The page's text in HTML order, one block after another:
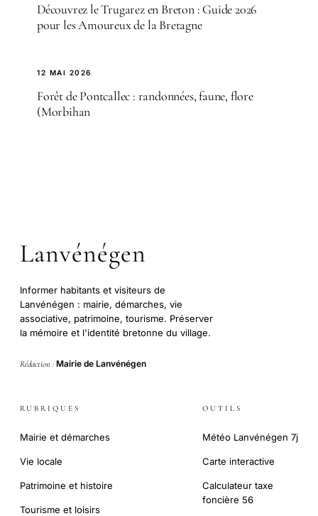
Découvrez le Trugarez en Breton : Guide 2026
pour les Amoureux de la Bretagne
12 MAI 2026
Forêt de Pontcallec : randonnées, faune, flore
(Morbihan
Lanvénégen
Informer habitants et visiteurs de
Lanvénégen : mairie, démarches, vie
associative, patrimoine, tourisme. Préserver
la mémoire et l'identité bretonne du village.
Rédaction : Mairie de Lanvénégen
RUBRIQUES
Mairie et démarches
Vie locale
Patrimoine et histoire
Tourisme et loisirs
OUTILS
Météo Lanvénégen 7j
Carte interactive
Calculateur taxe
foncière 56